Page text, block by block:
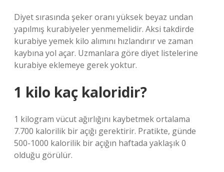
Diyet sırasında şeker oranı yüksek beyaz undan
yapılmış kurabiyeler yenmemelidir. Aksi takdirde
kurabiye yemek kilo alımını hızlandırır ve zaman
kaybına yol açar. Uzmanlara göre diyet listelerine
kurabiye eklemeye gerek yoktur.
1 kilo kaç kaloridir?
1 kilogram vücut ağırlığını kaybetmek ortalama
7.700 kalorilik bir açığı gerektirir. Pratikte, günde
500-1000 kalorilik bir açığın haftada yaklaşık 0
olduğu görülür.